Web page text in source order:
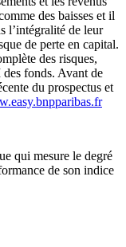
des baisses et il
l’intégralité de leur
de perte en capital.
des risques,
fonds. Avant de
du prospectus et
qui mesure le degré
de son indice